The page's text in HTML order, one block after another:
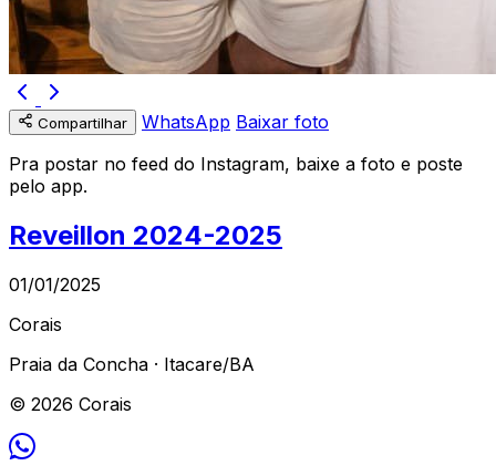
Compartilhar WhatsApp Baixar foto
Pra postar no feed do Instagram, baixe a foto e poste
pelo app.
Reveillon 2024-2025
01/01/2025
Corais
Praia da Concha · Itacare/BA
© 2026 Corais